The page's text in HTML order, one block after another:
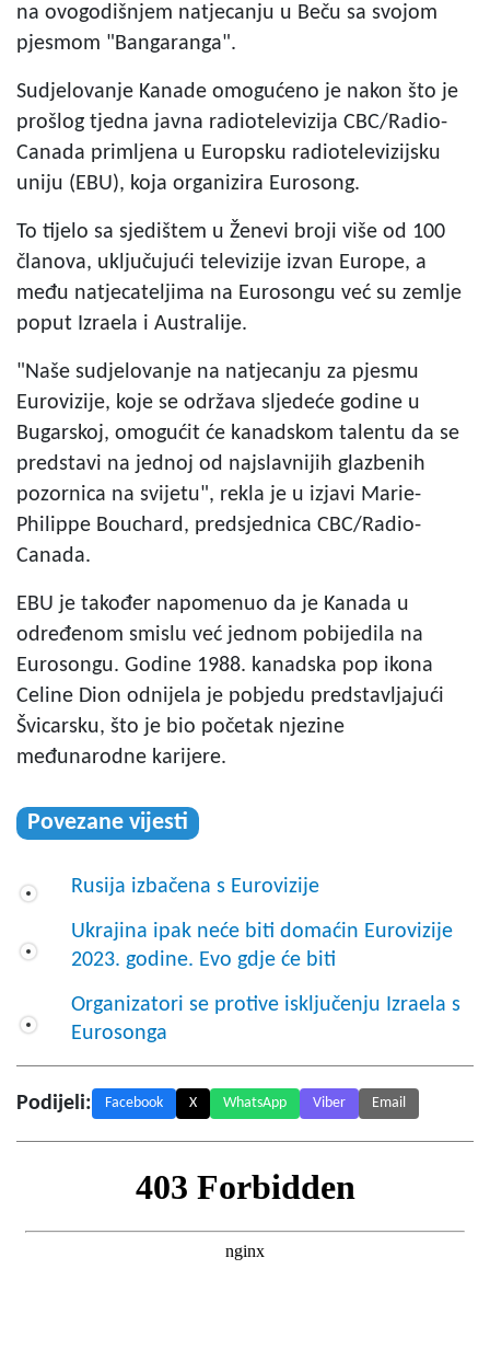
na ovogodišnjem natjecanju u Beču sa svojom
pjesmom "Bangaranga".
Sudjelovanje Kanade omogućeno je nakon što je
prošlog tjedna javna radiotelevizija CBC/Radio-
Canada primljena u Europsku radiotelevizijsku
uniju (EBU), koja organizira Eurosong.
To tijelo sa sjedištem u Ženevi broji više od 100
članova, uključujući televizije izvan Europe, a
među natjecateljima na Eurosongu već su zemlje
poput Izraela i Australije.
"Naše sudjelovanje na natjecanju za pjesmu
Eurovizije, koje se održava sljedeće godine u
Bugarskoj, omogućit će kanadskom talentu da se
predstavi na jednoj od najslavnijih glazbenih
pozornica na svijetu", rekla je u izjavi Marie-
Philippe Bouchard, predsjednica CBC/Radio-
Canada.
EBU je također napomenuo da je Kanada u
određenom smislu već jednom pobijedila na
Eurosongu. Godine 1988. kanadska pop ikona
Celine Dion odnijela je pobjedu predstavljajući
Švicarsku, što je bio početak njezine
međunarodne karijere.
Povezane vijesti
Rusija izbačena s Eurovizije
Ukrajina ipak neće biti domaćin Eurovizije
2023. godine. Evo gdje će biti
Organizatori se protive isključenju Izraela s
Eurosonga
Podijeli: Facebook X WhatsApp Viber Email